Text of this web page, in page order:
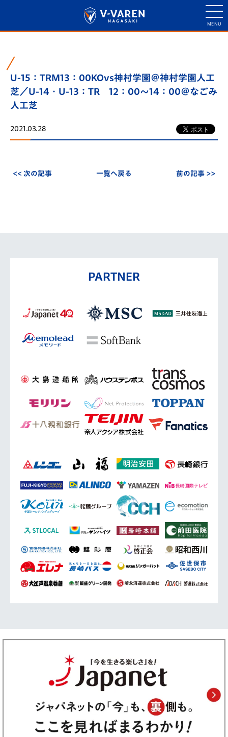
U-15：TRM13：00KOvs神村学園＠神村学園人工
芝／U-14・U-13：TR 12：00～14：00＠なごみ
人工芝
2021.03.28
<< 次の記事 一覧へ戻る 前の記事 >>
PARTNER